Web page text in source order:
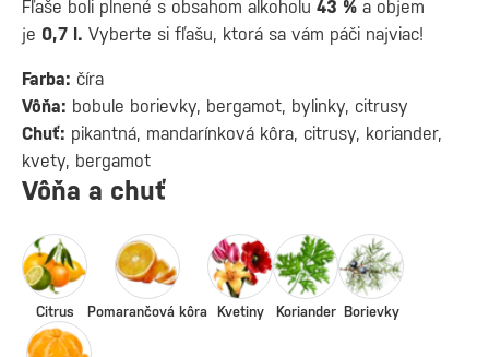
Fľaše boli plnené s obsahom alkoholu 43 % a objem
je 0,7 l. Vyberte si fľašu, ktorá sa vám páči najviac!
Farba: číra
Vôňa: bobule borievky, bergamot, bylinky, citrusy
Chuť: pikantná, mandarínková kôra, citrusy, koriander,
kvety, bergamot
Vôňa a chuť
Citrus Pomarančová kôra Kvetiny Koriander Borievky